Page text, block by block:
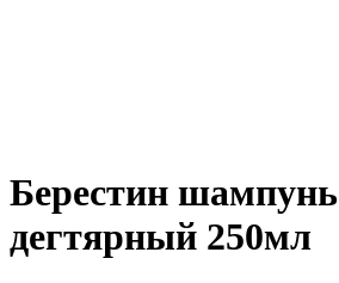
Берестин шампунь
дегтярный 250мл